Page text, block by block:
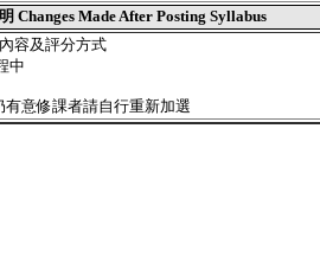
Changes Made After Posting Syllabus
容及評分方式
中
意修課者請自行重新加選